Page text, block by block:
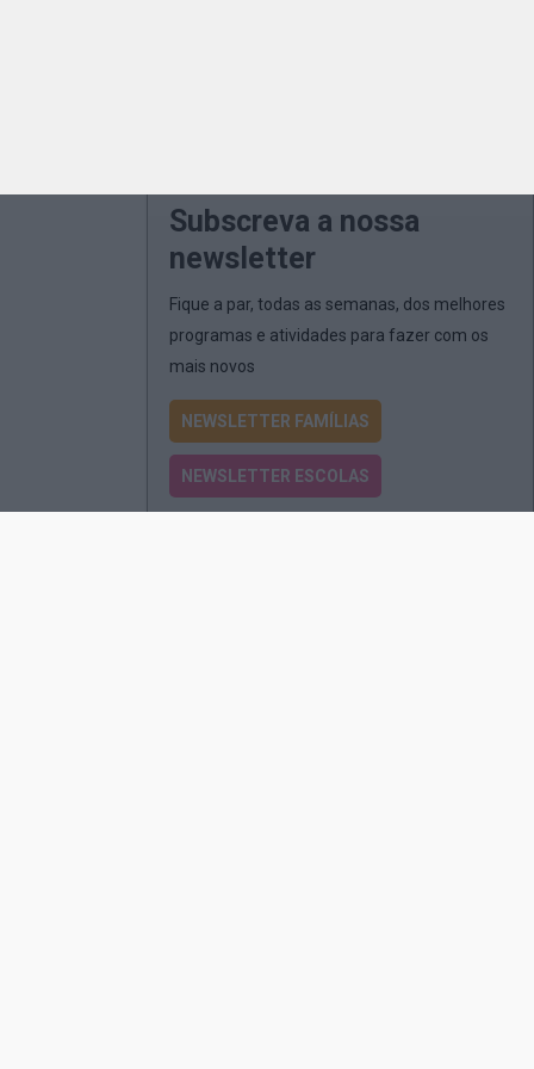
Subscreva a nossa
newsletter
Fique a par, todas as semanas, dos melhores
programas e atividades para fazer com os
mais novos
NEWSLETTER FAMÍLIAS
NEWSLETTER ESCOLAS